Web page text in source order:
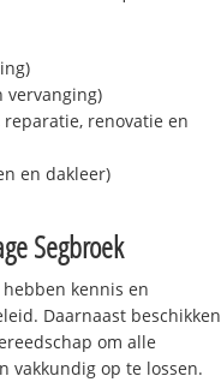
vervanging)
renovatie en
en dakleer)
Segbroek
kennis en
Daarnaast beschikken
om alle
vakkundig op te lossen.